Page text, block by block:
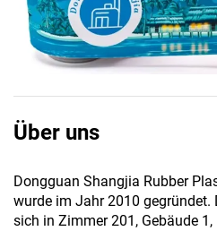
Über uns
Dongguan Shangjia Rubber
wurde im Jahr 2010 gegründet.
sich in Zimmer 201, Gebäude